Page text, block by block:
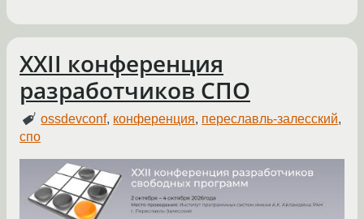
XXII конференция
разработчиков СПО
ossdevconf, конференция, переславль-залесский,
спо